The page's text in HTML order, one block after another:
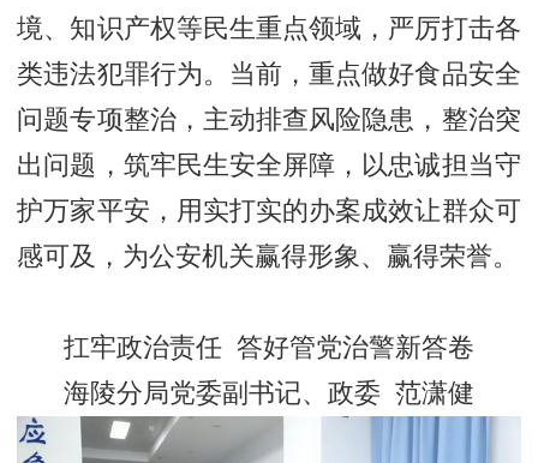
境、知识产权等民生重点领域，严厉打击各
类违法犯罪行为。当前，重点做好食品安全
问题专项整治，主动排查风险隐患，整治突
出问题，筑牢民生安全屏障，以忠诚担当守
护万家平安，用实打实的办案成效让群众可
感可及，为公安机关赢得形象、赢得荣誉。
扛牢政治责任 答好管党治警新答卷
海陵分局党委副书记、政委 范潇健